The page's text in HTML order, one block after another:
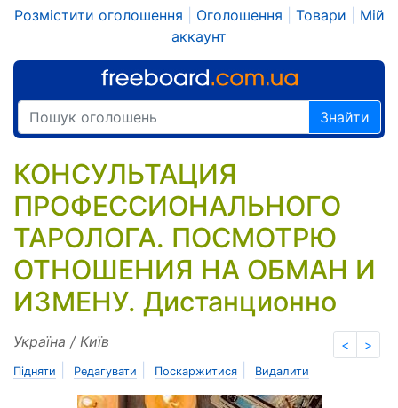
Розмістити оголошення Оголошення Товари
Мій
аккаунт
Знайти
КОНСУЛЬТАЦИЯ
ПРОФЕССИОНАЛЬНОГО
ТАРОЛОГА. ПОСМОТРЮ
ОТНОШЕНИЯ НА ОБМАН И
ИЗМЕНУ. Дистанционно
< >
Україна / Київ
Підняти Редагувати Поскаржитися Видалити